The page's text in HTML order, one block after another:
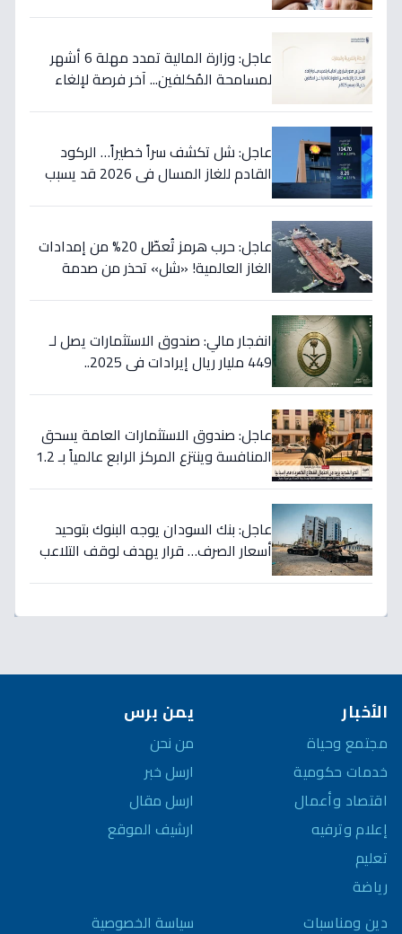
عاجل: وزارة المالية تمدد مهلة 6 أشهر
لمسامحة المُكلفين... آخر فرصة لإلغاء
عاجل: شل تكشف سراً خطيراً… الركود
القادم للغاز المسال في 2026 قد يسبب
عاجل: حرب هرمز تُعطّل 20% من إمدادات
الغاز العالمية! «شل» تحذر من صدمة
انفجار مالي: صندوق الاستثمارات يصل لـ
449 مليار ريال إيرادات في 2025..
عاجل: صندوق الاستثمارات العامة يسحق
المنافسة وينتزع المركز الرابع عالمياً بـ 1.2
عاجل: بنك السودان يوجه البنوك بتوحيد
أسعار الصرف… قرار يهدف لوقف التلاعب
الأخبار
مجتمع وحياة
خدمات حكومية
اقتصاد وأعمال
إعلام وترفيه
تعليم
رياضة
دين ومناسبات
يمن برس
من نحن
ارسل خبر
ارسل مقال
ارشيف الموقع
سياسة الخصوصية